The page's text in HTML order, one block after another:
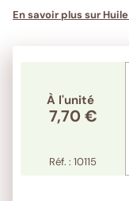
En savoir plus sur
À l'unité
7,70 €
Réf. : 10115